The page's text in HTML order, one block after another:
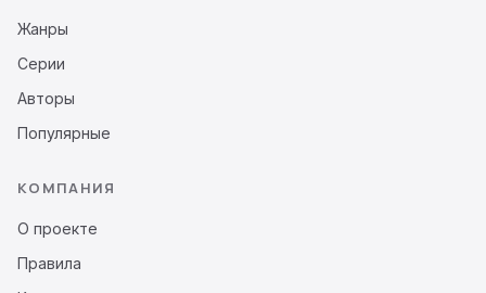
Жанры
Серии
Авторы
Популярные
КОМПАНИЯ
О проекте
Правила